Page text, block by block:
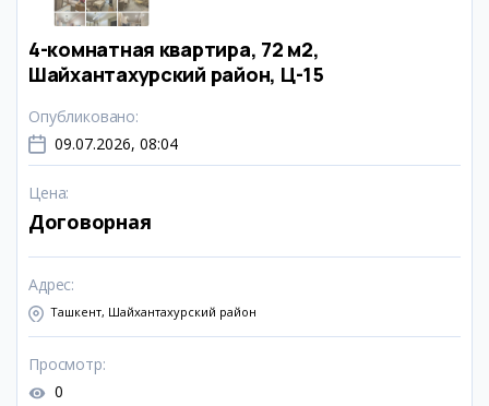
4-комнатная квартира, 72 м2,
Шайхантахурский район, Ц-15
Опубликовано:
09.07.2026, 08:04
Цена:
Договорная
Адрес:
Ташкент, Шайхантахурский район
Просмотр:
0